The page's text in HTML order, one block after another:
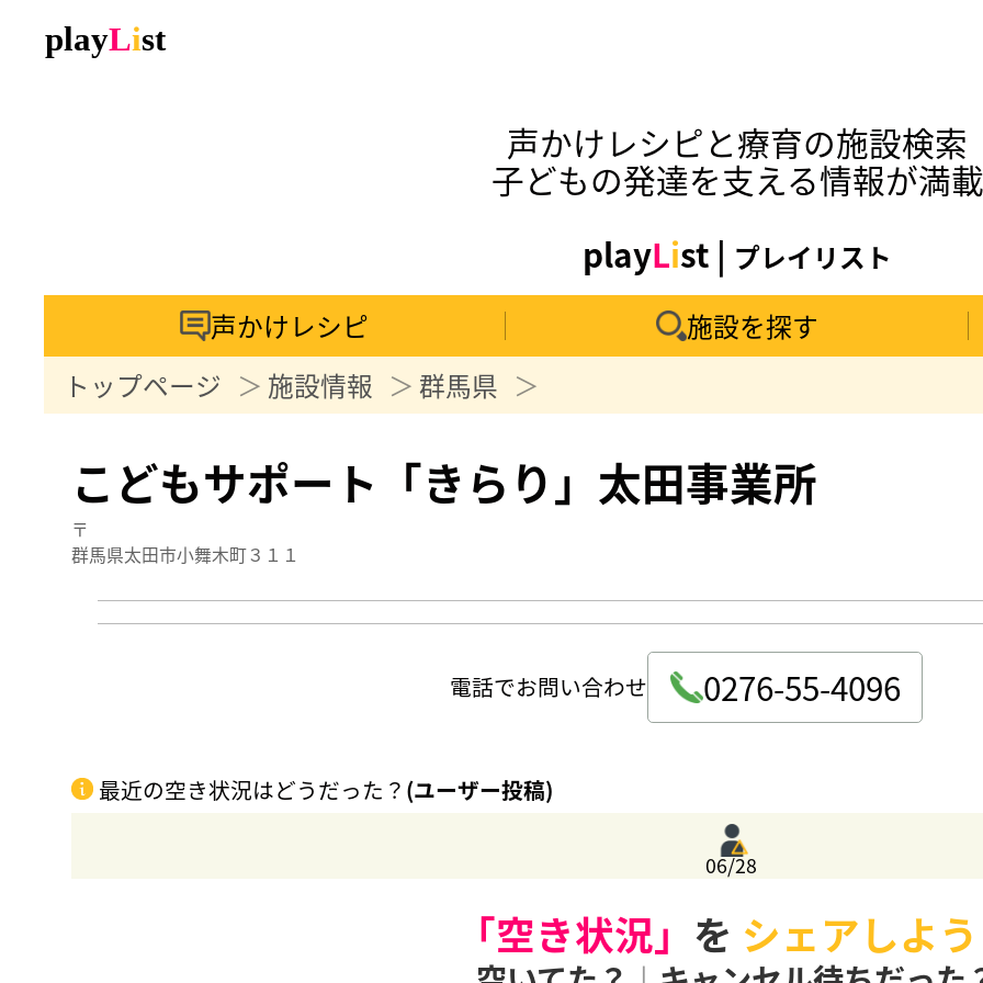
声かけレシピと療育の施設検索
子どもの発達を支える情報が満載
playList | プレイリスト
声かけレシピ
施設を探す
トップページ
施設情報 群馬県
こどもサポート「きらり」太田事業所
〒
群馬県太田市小舞木町３１１
電話でお問い合わせ 0276-55-4096
最近の空き状況はどうだった？ (ユーザー投稿)
06/28
「空き状況」 を シェアしよ